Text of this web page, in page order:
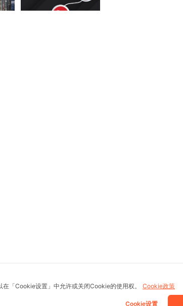
「Cookie设置」中允许或关闭Cookie的使用权。
Cookie政策
Cookie设置